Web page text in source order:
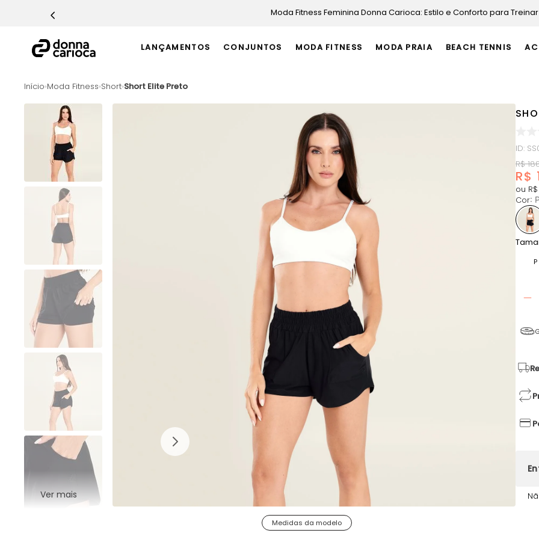
Moda Fitness Feminina Donna Carioca: Estilo e Conforto para Treinar
LANÇAMENTOS CONJUNTOS MODA FITNESS MODA PRAIA BEACH TENNIS
Moda Fitness Short Short Elite Preto
Ver mais
ID:
R$
R$
ou R$
Cor:
P
Medidas da modelo
TERMOS MAIS BUSCADOS
Macacão
Casaco
Epic Vermelho
Conjunto
Macaquinho
Ultimate Rosa
Challenge Azul